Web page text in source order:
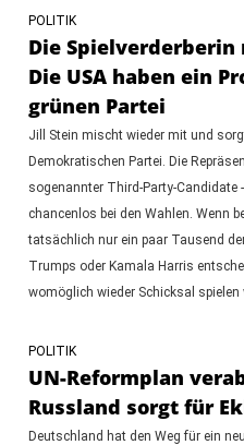
POLITIK
Die
Die USA haben ein
grünen Partei
Jill Stein mischt wieder mit und
Demokratischen Partei. Die
sogenannter Third-Party-Candidate
chancenlos bei den Wahlen. Wenn
tatsächlich nur ein paar Tausend
Trumps oder Kamala Harris
womöglich wieder Schicksal
POLITIK
UN-Reformplan
Russland sorgt für
Deutschland hat den Weg für ein